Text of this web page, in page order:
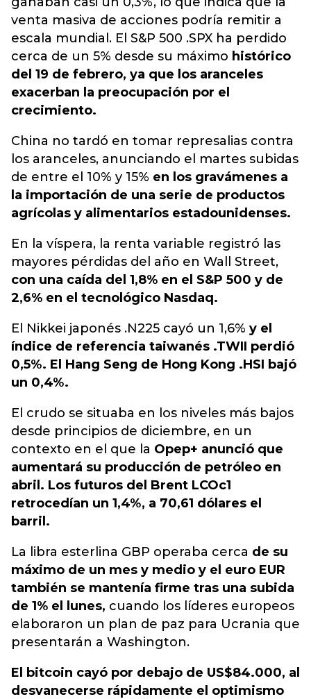
venta masiva de acciones podría remitir a
escala mundial. El S&P 500 .SPX ha perdido
cerca de un 5% desde su máximo histórico
del 19 de febrero, ya que los aranceles
exacerban la preocupación por el
crecimiento.
China no tardó en tomar represalias contra
los aranceles, anunciando el martes subidas
de entre el 10% y 15% en los gravámenes a
la importación de una serie de productos
agrícolas y alimentarios estadounidenses.
En la víspera, la renta variable registró las
mayores pérdidas del año en Wall Street,
con una caída del 1,8% en el S&P 500 y de
2,6% en el tecnológico Nasdaq.
El Nikkei japonés .N225 cayó un 1,6% y el
índice de referencia taiwanés .TWII perdió
0,5%. El Hang Seng de Hong Kong .HSI bajó
un 0,4%.
El crudo se situaba en los niveles más bajos
desde principios de diciembre, en un
contexto en el que la Opep+ anunció que
aumentará su producción de petróleo en
abril. Los futuros del Brent LCOc1
retrocedían un 1,4%, a 70,61 dólares el
barril.
La libra esterlina GBP operaba cerca de su
máximo de un mes y medio y el euro EUR
también se mantenía firme tras una subida
de 1% el lunes, cuando los líderes europeos
elaboraron un plan de paz para Ucrania que
presentarán a Washington.
El bitcoin cayó por debajo de US$84.000, al
desvanecerse rápidamente el optimismo